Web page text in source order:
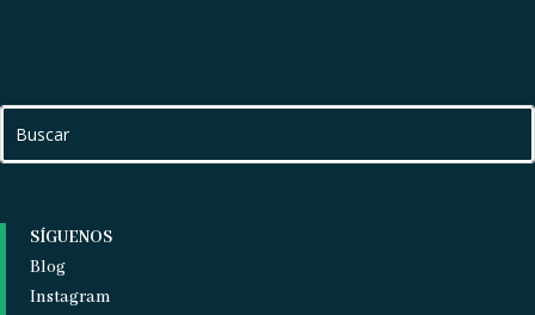
SÍGUENOS
Blog
Instagram